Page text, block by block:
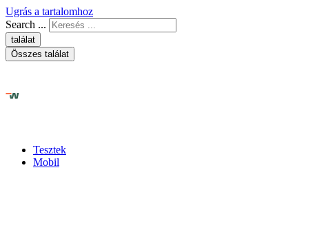
Ugrás a tartalomhoz
Search ...
találat
Összes találat
Tesztek
Mobil